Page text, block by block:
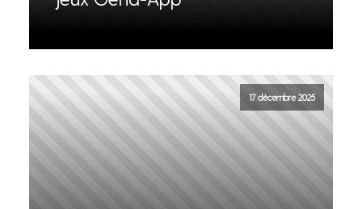
17 décembre 2025